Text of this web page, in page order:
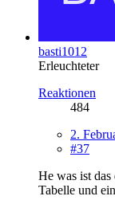
basti1012
Erleuchteter
Reaktionen
484
2.
#37
He was ist
Tabelle und